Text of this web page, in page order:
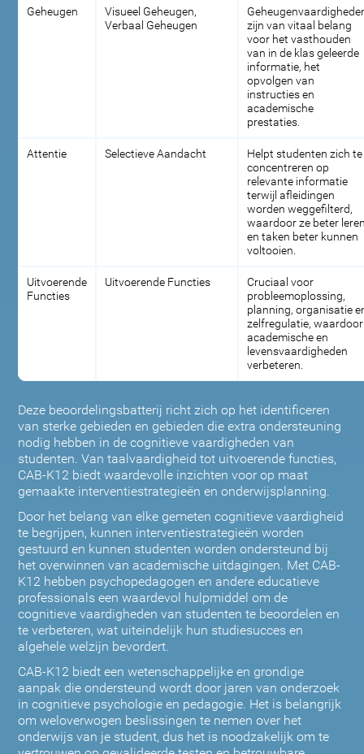
Deze beoordelingsbatterij richt zich op het identificeren
van sterke gebieden en gebieden die extra ondersteuning
nodig hebben in de cognitieve vaardigheden van
studenten. Van taalvaardigheid tot uitvoerende functies,
CAB-K12 biedt waardevolle inzichten voor op maat
gemaakte interventiestrategieën en onderwijsplanning.
Door het belang van elke gemeten cognitieve vaardigheid
te begrijpen, kunnen interventiestrategieën worden
gestuurd en kunnen studenten worden ondersteund bij
het overwinnen van academische uitdagingen. Met CAB-
K12 hebben psychopedagogen en andere educatieve
professionals een waardevol hulpmiddel om de
cognitieve vaardigheden van studenten te beoordelen en
te verbeteren, wat uiteindelijk hun studiesucces en
algehele welzijn bevordert.
CAB-K12 biedt een wetenschappelijke en grondige
aanpak die ondersteund wordt door jaren van onderzoek
in cognitieve psychologie en pedagogie. Het is belangrijk
om weloverwogen beslissingen te nemen over het
onderwijs van je student, dus het is noodzakelijk om te
Geheugen
Visueel Geheugen,
Verbaal Geheugen
zijn van vitaal belang
voor het vasthouden
van in de klas geleerde
informatie, het
opvolgen van
instructies en
academische
prestaties.
Attentie Selectieve Aandacht
Helpt studenten zich te
concentreren op
relevante informatie
terwijl afleidingen
worden weggefilterd,
waardoor ze beter
en taken beter kunnen
voltooien.
Uitvoerende
Functies
Uitvoerende Functies
Cruciaal voor
probleemoplossing,
planning, organisatie
zelfregulatie, waardoor
academische en
levensvaardigheden
verbeteren.